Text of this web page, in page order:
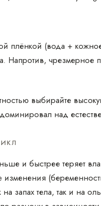
плёнкой (вода +
Напротив,
выбирайте
над
и быстрее теряет
запах тела, так и на